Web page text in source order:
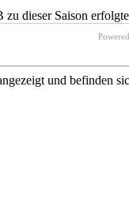
dieser Saison
und befinden